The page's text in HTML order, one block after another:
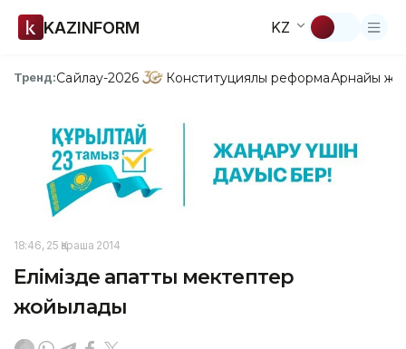
KAZINFORM KZ
Тренд:Сайлау-2026 Конституциялық реформаАрнайы
18:46, 25 Қараша 2014
Елімізде апатты мектептер
жойылады